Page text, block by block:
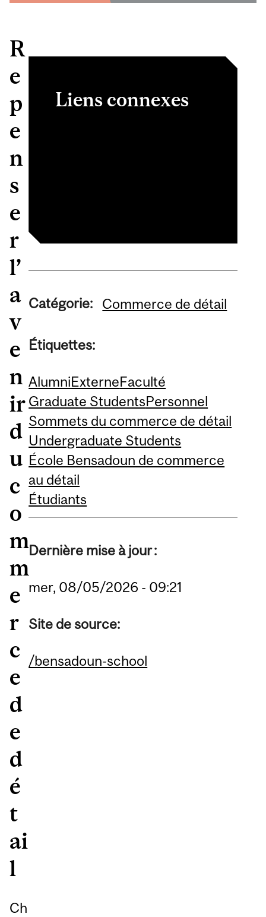
R
e
p
e
n
s
e
r
l’
a
v
e
n
ir
d
u
c
o
m
m
e
r
c
e
d
e
d
é
t
ai
l
Ch
Liens connexes
Catégorie: Commerce de détail
Étiquettes:
AlumniExterneFaculté
Graduate StudentsPersonnel
Sommets du commerce de détail
Undergraduate Students
École Bensadoun de commerce
au détail
Étudiants
Dernière mise à jour :
mer, 08/05/2026 - 09:21
Site de source:
/bensadoun-school